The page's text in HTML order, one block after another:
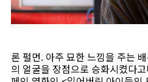
론 펄먼. 아주 묘한 느낌을 주는
의 얼굴을 장점으로 승화시켰다